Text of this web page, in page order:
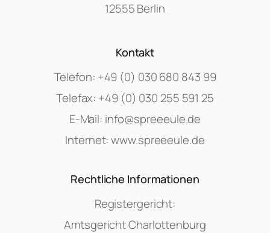
12555 Berlin
Kontakt
Telefon: +49 (0) 030 680 843 99
Telefax: +49 (0) 030 255 591 25
E-Mail: info@spreeeule.de
Internet:www.spreeeule.de
Rechtliche Informationen
Registergericht:
Amtsgericht Charlottenburg